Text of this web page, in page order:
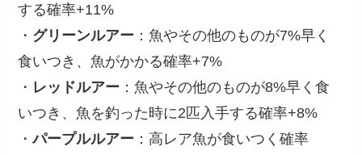
する確率+11%
・ グリーンルアー ：魚やその他のものが7%早く
食いつき、魚がかかる確率+7%
・ レッドルアー ：魚やその他のものが8%早く食
いつき、魚を釣った時に2匹入手する確率+8%
・パープルルアー ：高レア魚が食いつく確率